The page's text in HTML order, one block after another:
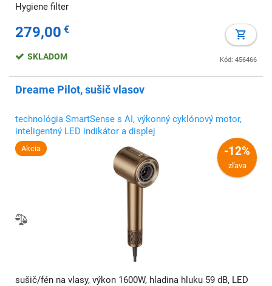
Hygiene filter
279,00 €
Kód: 456466
SKLADOM
Dreame Pilot, sušič vlasov
technológia SmartSense s AI, výkonný cyklónový motor,
inteligentný LED indikátor a displej
Akcia -12%
zľava
sušič/fén na vlasy, výkon 1600W, hladina hluku 59 dB, LED